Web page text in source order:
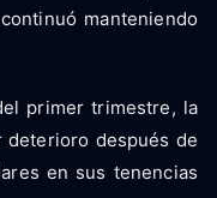
manteniendo
primer trimestre, la
deterioro después de
en sus tenencias